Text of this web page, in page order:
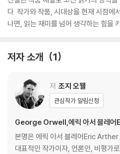
다. 작가와 작품, 시대상을 현재 시점에
나면, 읽는 재미를 넘어 생각하는 힘을
저자 소개 1
저 조지 오웰
관심작가 알림신청
George Orwell,에릭 아서 블레
본명은 에릭 아서 블레어Eric Arther
대표적인 작가이자, 언론인, 비평가